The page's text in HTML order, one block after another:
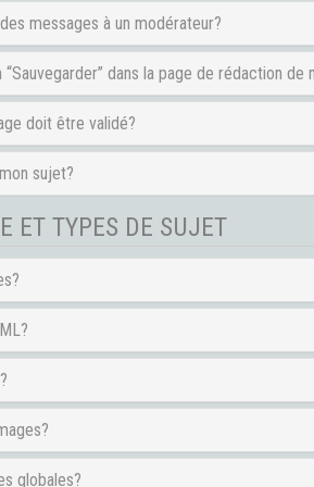
messages à un modérateur?
dans la page de rédaction de
doit être validé?
sujet?
ET TYPES DE SUJET
globales?